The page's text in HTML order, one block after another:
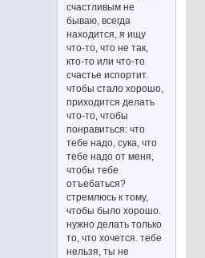
счастливым не
бываю, всегда
находится, я ищу
что-то, что не так,
кто-то или что-то
счастье испортит.
чтобы стало хорошо,
приходится делать
что-то, чтобы
понравиться: что
тебе надо, сука, что
тебе надо от меня,
чтобы тебе
отъебаться?
стремлюсь к тому,
чтобы было хорошо.
нужно делать только
то, что хочется. тебе
нельзя, ты не